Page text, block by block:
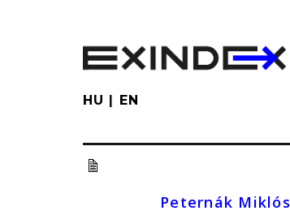
HU EN
Peternák Miklós